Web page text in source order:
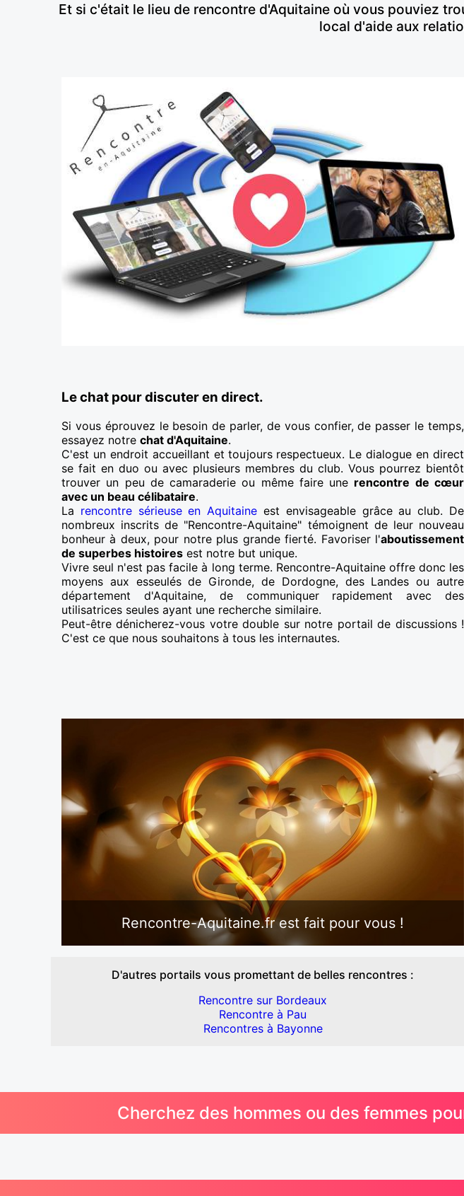
Et si c'était le lieu de rencontre d'Aquitaine où vous pouviez
local d'aide aux
Le chat pour discuter en direct.
Si vous éprouvez le besoin de parler, de vous confier, de passer le temps,
essayez notre chat d'Aquitaine.
C'est un endroit accueillant et toujours respectueux. Le dialogue en direct
se fait en duo ou avec plusieurs membres du club. Vous pourrez bientôt
trouver un peu de camaraderie ou même faire une rencontre de cœur
avec un beau célibataire.
La rencontre sérieuse en Aquitaine est envisageable grâce au club. De
nombreux inscrits de "Rencontre-Aquitaine" témoignent de leur nouveau
bonheur à deux, pour notre plus grande fierté. Favoriser l'aboutissement
de superbes histoires est notre but unique.
Vivre seul n'est pas facile à long terme. Rencontre-Aquitaine offre donc les
moyens aux esseulés de Gironde, de Dordogne, des Landes ou autre
département d'Aquitaine, de communiquer rapidement avec des
utilisatrices seules ayant une recherche similaire.
Peut-être dénicherez-vous votre double sur notre portail de discussions !
C'est ce que nous souhaitons à tous les internautes.
Rencontre-Aquitaine.fr est fait pour vous !
D'autres portails vous promettant de belles rencontres :
Rencontre sur Bordeaux
Rencontre à Pau
Rencontres à Bayonne
Cherchez des hommes ou des femmes